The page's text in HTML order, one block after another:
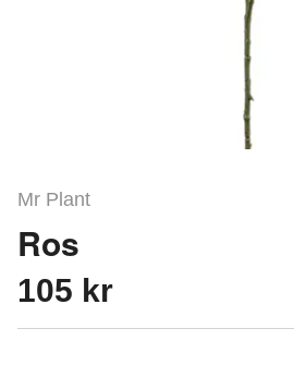
Mr Plant
Ros
105 kr